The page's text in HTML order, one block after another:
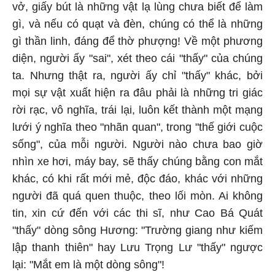
vở, giấy bút là những vật lạ lùng chưa biết để làm
gì, và nếu có quạt và đèn, chúng có thể là những
gì thần linh, đáng để thờ phượng! Về một phương
diện, người ấy "sai", xét theo cái "thấy" của chúng
ta. Nhưng thật ra, người ấy chỉ "thấy" khác, bởi
mọi sự vật xuất hiện ra đâu phải là những tri giác
rời rạc, vô nghĩa, trái lại, luôn kết thành một mạng
lưới ý nghĩa theo "nhãn quan", trong "thế giới cuộc
sống", của mỗi người. Người nào chưa bao giờ
nhìn xe hơi, máy bay, sẽ thấy chúng bằng con mắt
khác, có khi rất mới mẻ, độc đáo, khác với những
người đã quá quen thuộc, theo lối mòn. Ai không
tin, xin cứ đến với các thi sĩ, như Cao Bá Quát
"thấy" dòng sông Hương: "Trường giang như kiếm
lập thanh thiên" hay Lưu Trọng Lư "thấy" ngược
lại: "Mắt em là một dòng sông"!